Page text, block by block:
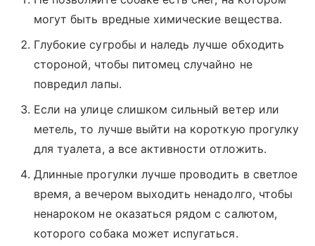
могут быть вредные химические вещества.
Глубокие сугробы и наледь лучше обходить
стороной, чтобы питомец случайно не
повредил лапы.
Если на улице слишком сильный ветер или
метель, то лучше выйти на короткую прогулку
для туалета, а все активности отложить.
Длинные прогулки лучше проводить в светлое
время, а вечером выходить ненадолго, чтобы
ненароком не оказаться рядом с салютом,
которого собака может испугаться.